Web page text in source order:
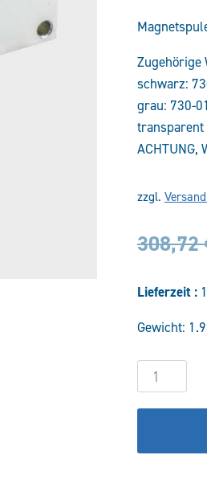
Zugehörige
schwarz:
grau: 730-
transparent
ACHTUNG,
zzgl.
308,72
Lieferzeit :
Gewicht:
2/2-
Wege
Sitzventil
34-